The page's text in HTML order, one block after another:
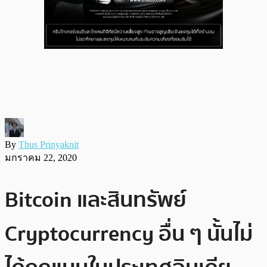
By Thus Prinyaknit
มกราคม 22, 2020
Bitcoin และสินทรัพย์
Cryptocurrency อื่น ๆ นั้นไม่